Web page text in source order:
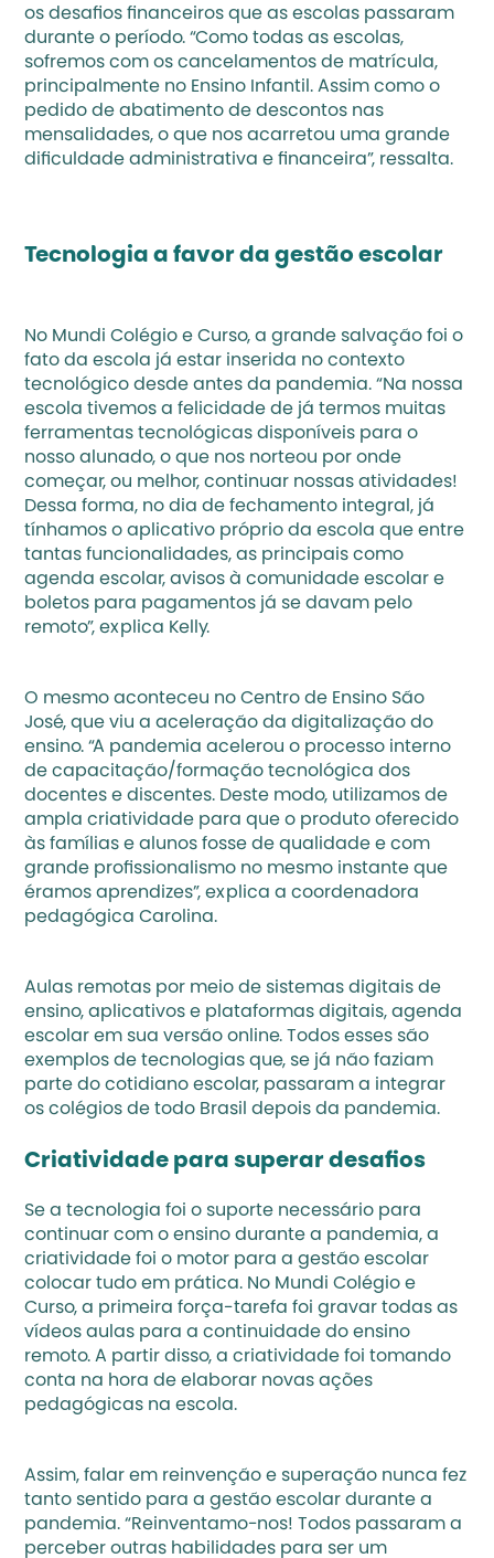
os desafios financeiros que as escolas passaram
durante o período. “Como todas as escolas,
sofremos com os cancelamentos de matrícula,
principalmente no Ensino Infantil. Assim como o
pedido de abatimento de descontos nas
mensalidades, o que nos acarretou uma grande
dificuldade administrativa e financeira”, ressalta.
Tecnologia a favor da gestão escolar
No Mundi Colégio e Curso, a grande salvação foi o
fato da escola já estar inserida no contexto
tecnológico desde antes da pandemia. “Na nossa
escola tivemos a felicidade de já termos muitas
ferramentas tecnológicas disponíveis para o
nosso alunado, o que nos norteou por onde
começar, ou melhor, continuar nossas atividades!
Dessa forma, no dia de fechamento integral, já
tínhamos o aplicativo próprio da escola que entre
tantas funcionalidades, as principais como
agenda escolar, avisos à comunidade escolar e
boletos para pagamentos já se davam pelo
remoto”, explica Kelly.
O mesmo aconteceu no Centro de Ensino São
José, que viu a aceleração da digitalização do
ensino. “A pandemia acelerou o processo interno
de capacitação/formação tecnológica dos
docentes e discentes. Deste modo, utilizamos de
ampla criatividade para que o produto oferecido
às famílias e alunos fosse de qualidade e com
grande profissionalismo no mesmo instante que
éramos aprendizes”, explica a coordenadora
pedagógica Carolina.
Aulas remotas por meio de sistemas digitais de
ensino, aplicativos e plataformas digitais, agenda
escolar em sua versão online. Todos esses são
exemplos de tecnologias que, se já não faziam
parte do cotidiano escolar, passaram a integrar
os colégios de todo Brasil depois da pandemia.
Criatividade para superar desafios
Se a tecnologia foi o suporte necessário para
continuar com o ensino durante a pandemia, a
criatividade foi o motor para a gestão escolar
colocar tudo em prática. No Mundi Colégio e
Curso, a primeira força-tarefa foi gravar todas as
vídeos aulas para a continuidade do ensino
remoto. A partir disso, a criatividade foi tomando
conta na hora de elaborar novas ações
pedagógicas na escola.
Assim, falar em reinvenção e superação nunca fez
tanto sentido para a gestão escolar durante a
pandemia. “Reinventamo-nos! Todos passaram a
perceber outras habilidades para ser um